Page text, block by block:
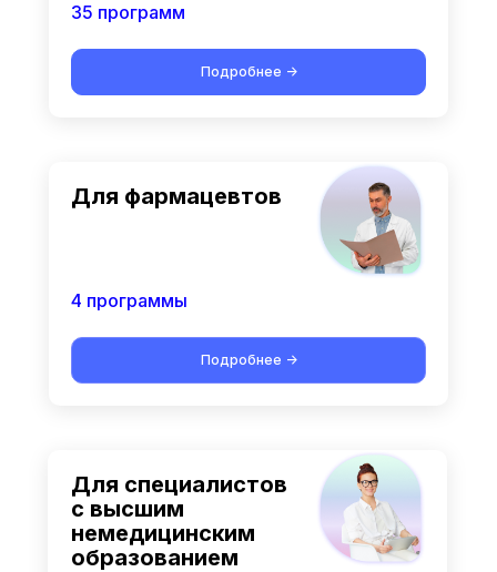
35 программ
Подробнее ->
Для фармацевтов
Подробнее ->
Для специалистов
с высшим
немедицинским
образованием
4 программы